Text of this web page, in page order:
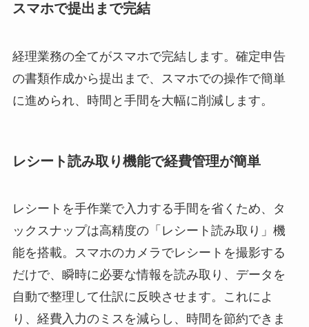
スマホで提出まで完結
経理業務の全てがスマホで完結します。確定申告
の書類作成から提出まで、スマホでの操作で簡単
に進められ、時間と手間を大幅に削減します。
レシート読み取り機能で経費管理が簡単
レシートを手作業で入力する手間を省くため、タ
ックスナップは高精度の「レシート読み取り」機
能を搭載。スマホのカメラでレシートを撮影する
だけで、瞬時に必要な情報を読み取り、データを
自動で整理して仕訳に反映させます。これによ
り、経費入力のミスを減らし、時間を節約できま